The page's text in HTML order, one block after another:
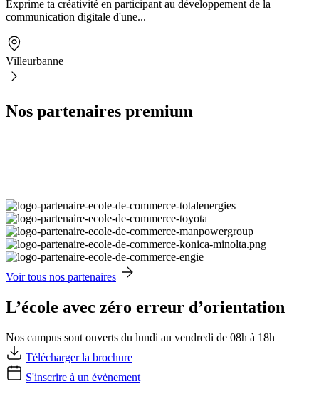
Exprime ta créativité en participant au développement de la
communication digitale d'une...
Villeurbanne
Nos partenaires premium
Voir tous nos partenaires
L’école avec zéro erreur d’orientation
Nos campus sont ouverts du lundi au vendredi de 08h à 18h
Télécharger la brochure
S'inscrire à un évènement